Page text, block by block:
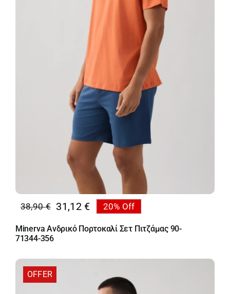
38,90€
Original
price
was:
31,12 €
Η
τρέχουσα
τιμή
31,12 €.
20% Off
Minerva Ανδρικό Πορτοκαλί Σετ Πιτζάμας 90-
71344-356
OFFER